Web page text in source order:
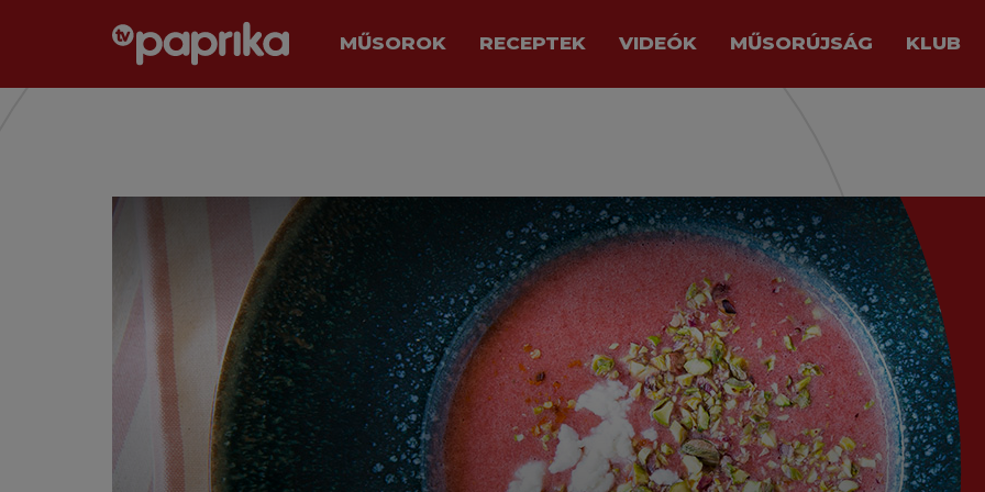
MŰSOROK RECEPTEK VIDEÓK MŰSORÚJSÁG KLUB